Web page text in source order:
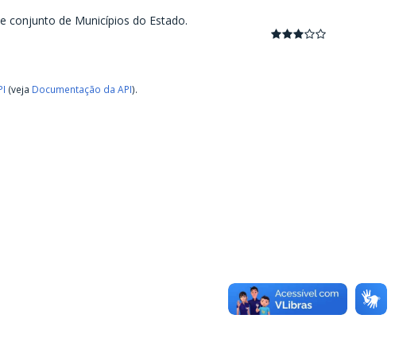
conjunto de Municípios do Estado.
(veja Documentação da API).